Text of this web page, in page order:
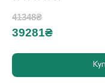
41348₴
39281₴